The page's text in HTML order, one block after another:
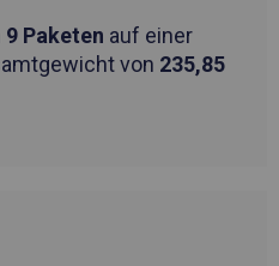
9 Paketen auf einer
von 235,85